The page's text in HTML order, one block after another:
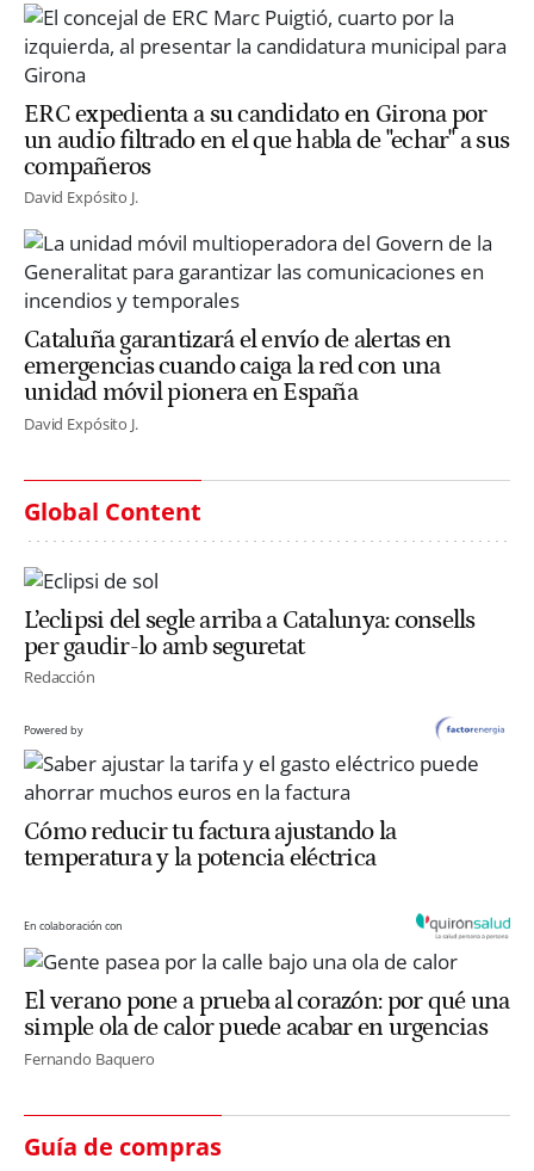
ERC expedienta a su candidato en Girona por
un audio filtrado en el que habla de "echar" a sus
compañeros
David Expósito J.
Cataluña garantizará el envío de alertas en
emergencias cuando caiga la red con una
unidad móvil pionera en España
David Expósito J.
Global Content
L’eclipsi del segle arriba a Catalunya: consells
per gaudir-lo amb seguretat
Redacción
Powered by
Cómo reducir tu factura ajustando la
temperatura y la potencia eléctrica
En colaboración con
El verano pone a prueba al corazón: por qué una
simple ola de calor puede acabar en urgencias
Fernando Baquero
Guía de compras